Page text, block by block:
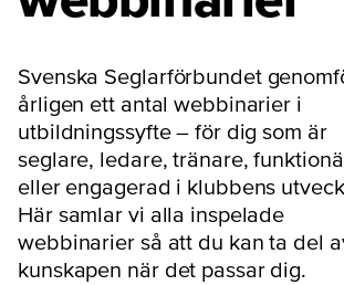
Svenska Seglarförbundet
årligen ett antal webbinarier i
utbildningssyfte – för dig som är
seglare, ledare, tränare,
eller engagerad i klubbens
Här samlar vi alla inspelade
webbinarier så att du kan ta del
kunskapen när det passar dig.